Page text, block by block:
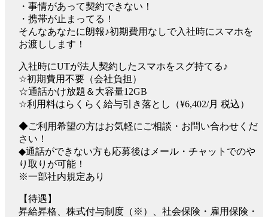
・事情があって契約できない！
・携帯が止まってる！
そんなあなたに朗報♪初期費用なしで入社時にスマホを
お渡しします！
入社時にUTが法人契約したスマホをスグ持てる♪
☆初期費用不要（会社負担）
☆通話かけ放題＆大容量12GB
☆利用料はらくらく給与引き落とし（¥6,402/月 税込）
◆ご利用希望の方はお気軽にご相談・お問い合わせくだ
さい！
◆通話ができない方も応募後はメール・チャットでのや
り取りが可能！
※一部社内規定あり
【待遇】
昇給昇格、株式付与制度（※）、社会保険・雇用保険・